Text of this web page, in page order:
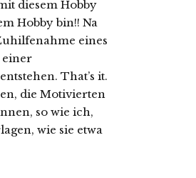
diesem Hobby
Hobby bin!! Na
eines
einer
That’s it.
die Motivierten
so wie ich,
wie sie etwa